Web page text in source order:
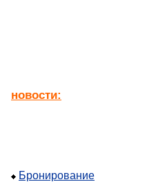
новости:
Бронирование